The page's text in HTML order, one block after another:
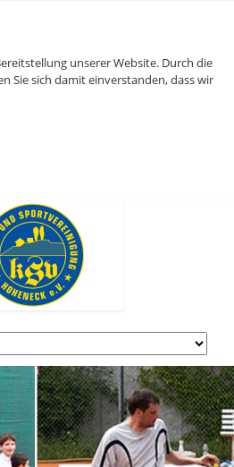
unserer Website. Durch die
Sie sich damit einverstanden, dass wir